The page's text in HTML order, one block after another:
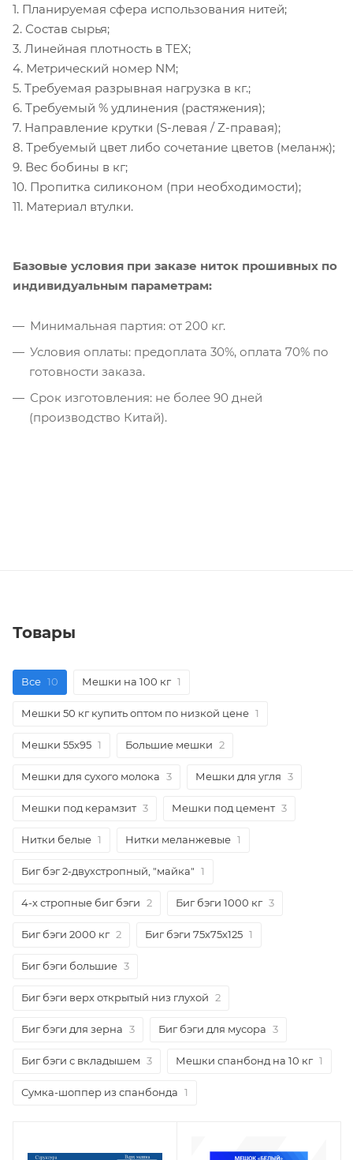
1. Планируемая сфера использования нитей;
2. Состав сырья;
3. Линейная плотность в TEX;
4. Метрический номер NM;
5. Требуемая разрывная нагрузка в кг.;
6. Требуемый % удлинения (растяжения);
7. Направление крутки (S-левая / Z-правая);
8. Требуемый цвет либо сочетание цветов (меланж);
9. Вес бобины в кг;
10. Пропитка силиконом (при необходимости);
11. Материал втулки.
Базовые условия при заказе ниток прошивных по
индивидуальным параметрам:
Минимальная партия: от 200 кг.
Условия оплаты: предоплата 30%, оплата 70% по
готовности заказа.
Срок изготовления: не более 90 дней
(производство Китай).
Товары
Все 10 Мешки на 100 кг 1
Мешки 50 кг купить оптом по низкой цене 1
Мешки 55х95 1 Большие мешки 2
Мешки для сухого молока 3 Мешки для угля 3
Мешки под керамзит 3 Мешки под цемент 3
Нитки белые 1 Нитки меланжевые 1
Биг бэг 2-двухстропный, "майка" 1
4-х стропные биг бэги 2 Биг бэги 1000 кг 3
Биг бэги 2000 кг 2 Биг бэги 75х75х125 1
Биг бэги большие 3
Биг бэги верх открытый низ глухой 2
Биг бэги для зерна 3 Биг бэги для мусора 3
Биг бэги с вкладышем 3 Мешки спанбонд на 10 кг 1
Сумка-шоппер из спанбонда 1